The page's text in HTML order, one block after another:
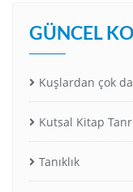
GÜNCEL
Kuşlardan çok
Kutsal Kitap
Tanıklık